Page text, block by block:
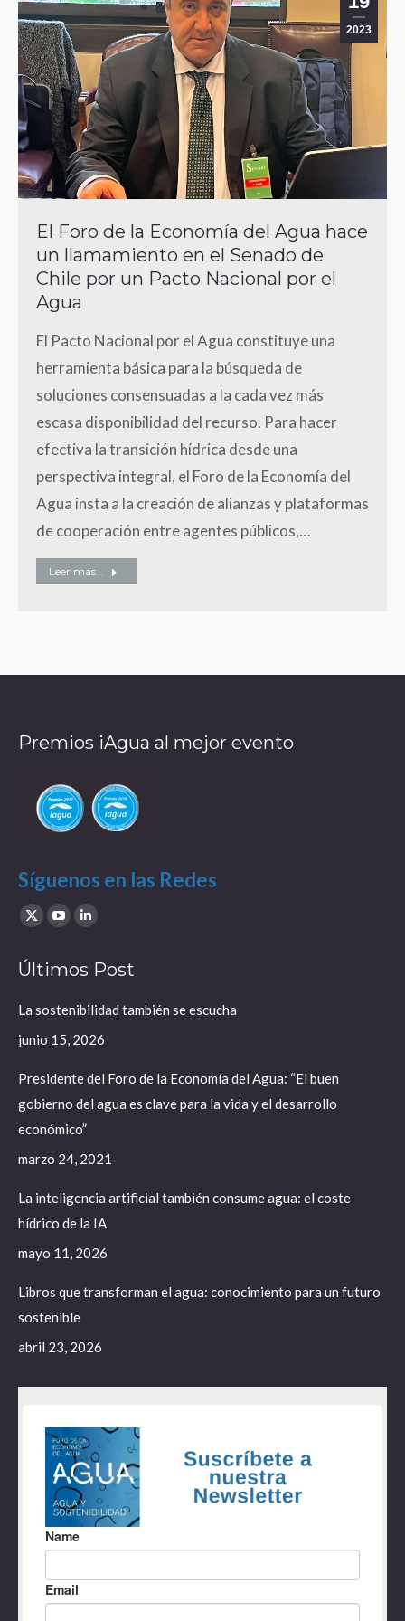
2023
El Foro de la Economía del Agua hace
un llamamiento en el Senado de
Chile por un Pacto Nacional por el
Agua
El Pacto Nacional por el Agua constituye una
herramienta básica para la búsqueda de
soluciones consensuadas a la cada vez más
escasa disponibilidad del recurso. Para hacer
efectiva la transición hídrica desde una
perspectiva integral, el Foro de la Economía del
Agua insta a la creación de alianzas y plataformas
de cooperación entre agentes públicos,…
Leer más...
Premios iAgua al mejor evento
Síguenos en las Redes
Find us on:
X
opens
window
YouTube
opens
window
Linkedin
opens
window
Últimos Post
La sostenibilidad también se escucha
junio 15, 2026
Presidente del Foro de la Economía del Agua: “El buen
gobierno del agua es clave para la vida y el desarrollo
económico”
marzo 24, 2021
La inteligencia artificial también consume agua: el coste
hídrico de la IA
mayo 11, 2026
Libros que transforman el agua: conocimiento para un futuro
sostenible
abril 23, 2026